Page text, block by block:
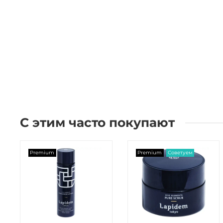
С этим часто покупают
Premium Premium Советуем